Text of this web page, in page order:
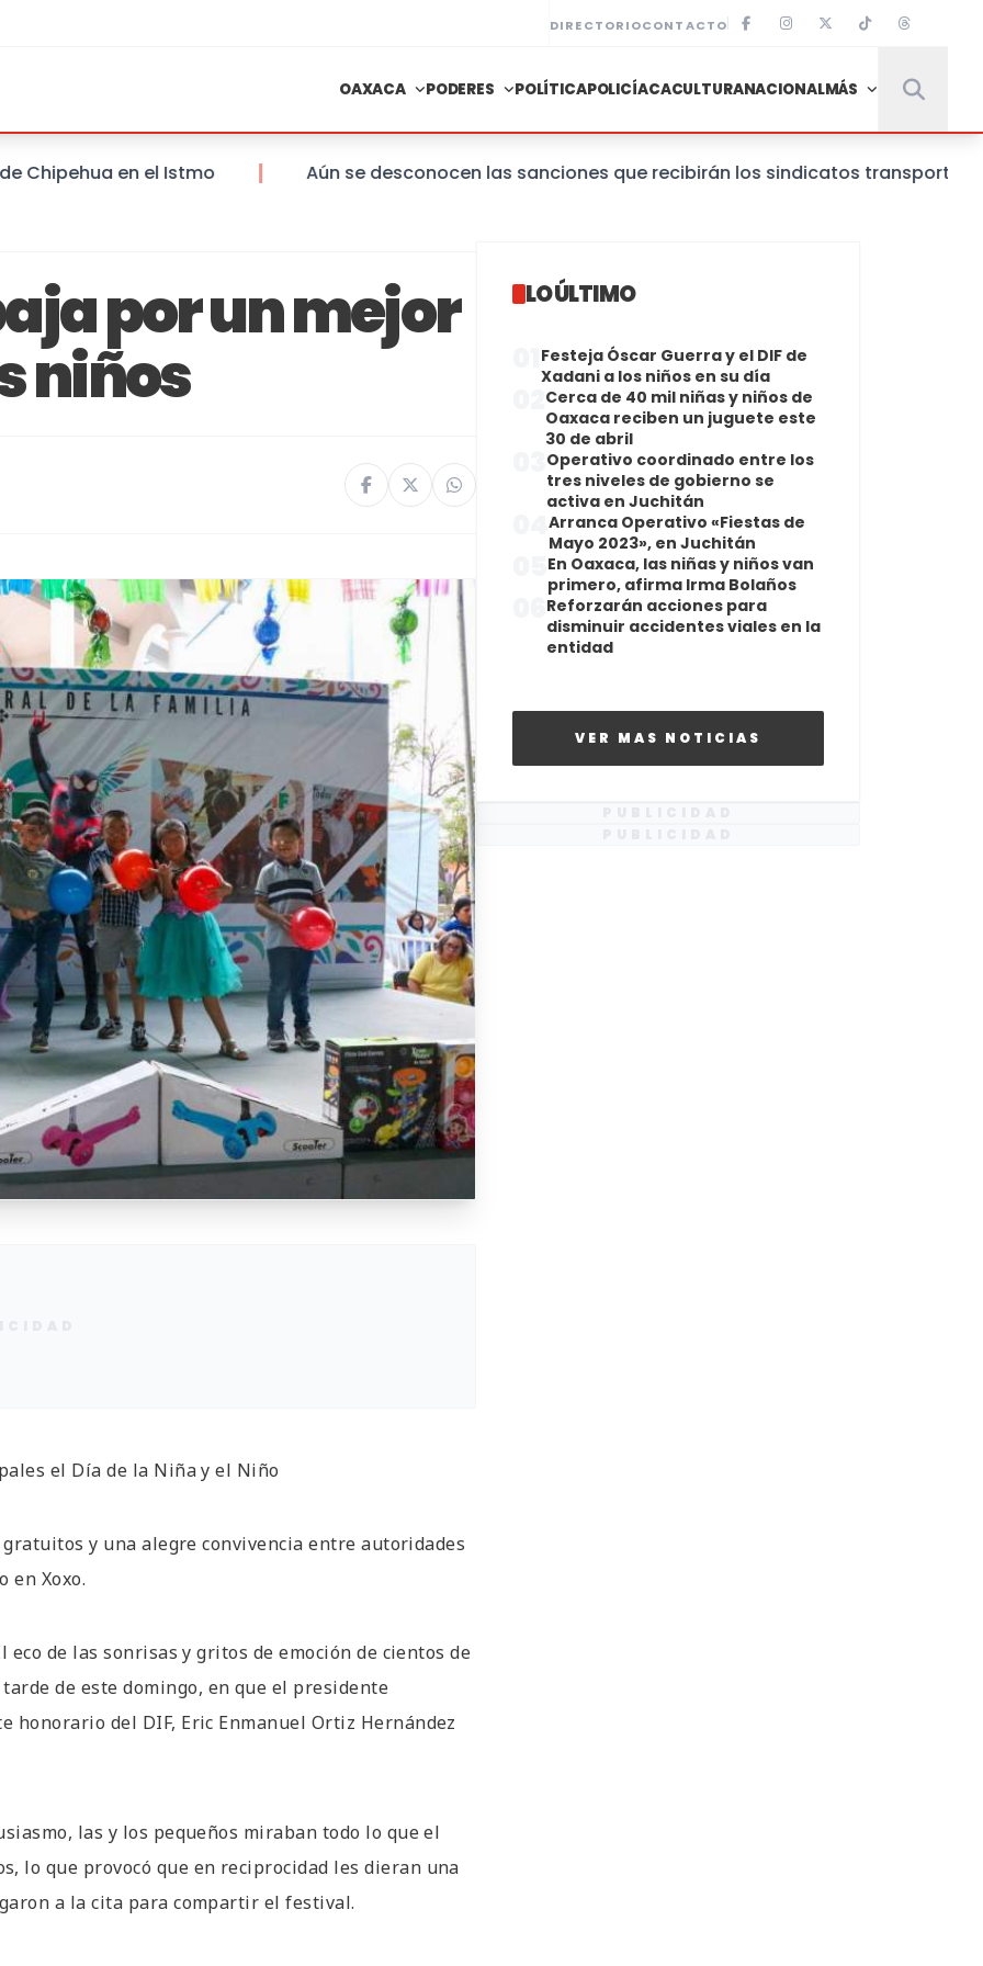
DIRECTORIOCONTACTO
OAXACA PODERES POLÍTICAPOLICÍACACULTURANACIONALMÁS
en el Istmo Aún se desconocen las sanciones que recibirán los sindicatos transportistas que
por un mejor
niños
el Día de la Niña y el Niño
y una alegre convivencia entre autoridades
en Xoxo.
eco de las sonrisas y gritos de emoción de cientos de
de este domingo, en que el presidente
del DIF, Eric Enmanuel Ortiz Hernández
las y los pequeños miraban todo lo que el
lo que provocó que en reciprocidad les dieran una
a la cita para compartir el festival.
LO ÚLTIMO
Festeja Óscar Guerra y el DIF de
Xadani a los niños en su día
Cerca de 40 mil niñas y niños de
Oaxaca reciben un juguete este
30 de abril
Operativo coordinado entre los
tres niveles de gobierno se
activa en Juchitán
Arranca Operativo «Fiestas de
Mayo 2023», en Juchitán
En Oaxaca, las niñas y niños van
primero, afirma Irma Bolaños
Reforzarán acciones para
disminuir accidentes viales en la
entidad
VER MAS NOTICIAS